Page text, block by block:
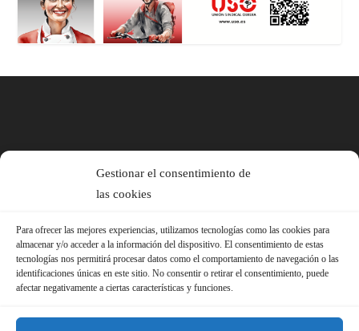
Gestionar el consentimiento de
las cookies
Para ofrecer las mejores experiencias, utilizamos tecnologías como las cookies para
almacenar y/o acceder a la información del dispositivo. El consentimiento de estas
tecnologías nos permitirá procesar datos como el comportamiento de navegación o las
identificaciones únicas en este sitio. No consentir o retirar el consentimiento, puede
afectar negativamente a ciertas características y funciones.